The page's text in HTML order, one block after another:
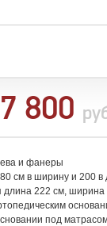
800
и фанеры
см в ширину и 200 в
длина 222 см, ширина
под